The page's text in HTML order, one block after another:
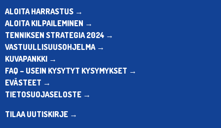
ALOITA HARRASTUS →
ALOITA KILPAILEMINEN →
TENNIKSEN STRATEGIA 2024 →
VASTUULLISUUSOHJELMA →
KUVAPANKKI →
FAQ – USEIN KYSYTYT KYSYMYKSET →
EVÄSTEET →
TIETOSUOJASELOSTE →
TILAA UUTISKIRJE →